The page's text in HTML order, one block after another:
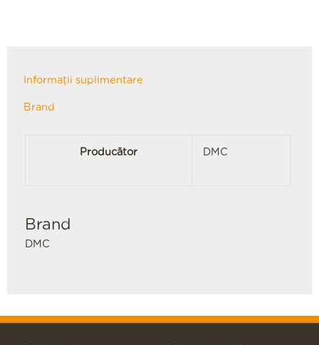
Informații suplimentare
Brand
Producător DMC
Brand
DMC